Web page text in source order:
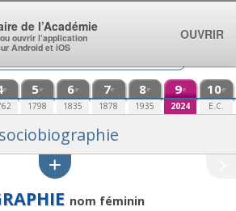
e 5e
1798
6e
1835
7e
1878
8e
1935
9e
2024
10e
E.C.
sociobiographie
nom féminin
de l’Académie
ouvrir l’application
Android et iOS
OUVRIR